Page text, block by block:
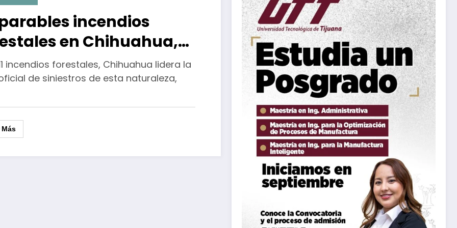
incendios
en Chihuahua,
se extiende a casi
hectáreas
incendios forestales, Chihuahua lidera la
de siniestros de esta naturaleza,
Más